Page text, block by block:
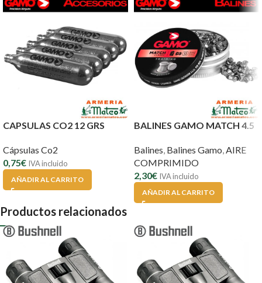
CAPSULAS CO2 12 GRS
Cápsulas Co2
0,75€ IVA incluido
AÑADIR AL CARRITO
BALINES GAMO MATCH 4.5
Balines, Balines Gamo,AIRE
COMPRIMIDO
2,30€ IVA incluido
AÑADIR AL CARRITO
Productos relacionados